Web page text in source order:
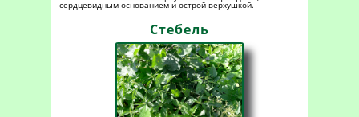
сердцевидным основанием и острой верхушкой.
Стебель